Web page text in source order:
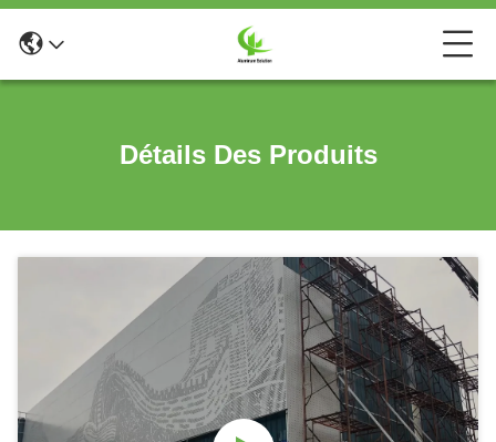
Détails Des Produits